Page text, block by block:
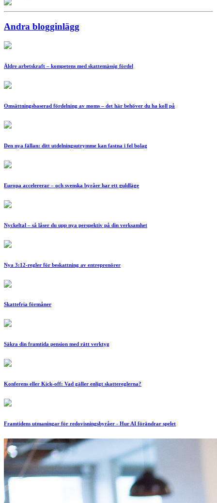
Andra blogginlägg
Äldre arbetskraft – kompetens med skattemässig fördel
Omsättningsbaserad fördelning av moms – det här behöver du ha koll på
Den nya fällan: ditt utdelningsutrymme kan fastna i fel bolag
Europa accelererar – och svenska byråer har ett guldläge
Nyckeltal – så låser du upp nya perspektiv på din verksamhet
Nya 3:12-regler för beskattning av entreprenörer
Skattefria förmåner
Säkra din framtida pension med rätt verktyg
Konferens eller Kick-off: Vad gäller enligt skattereglerna?
Framtidens utmaningar för redovisningsbyråer - Hur AI förändrar spelet